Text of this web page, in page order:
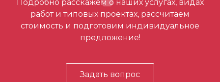
первым
Подробно расскажем о наших услугах, видах
работ и типовых проектах, рассчитаем
стоимость и подготовим индивидуальное
предложение!
Задать вопрос